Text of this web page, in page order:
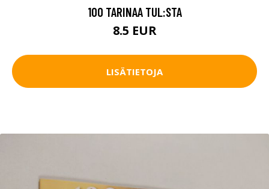
100 TARINAA TUL:STA
8.5 EUR
LISÄTIETOJA